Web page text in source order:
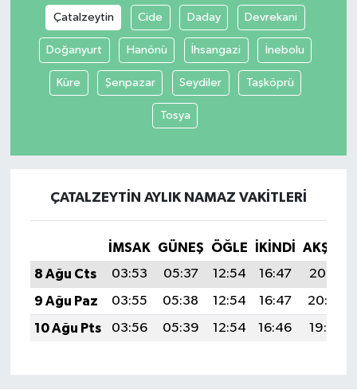
Çatalzeytin Cide Daday Devrekani
Doğanyurt Hanönü İhsangazi İnebolu
Küre Şenpazar Seydiler Taşköprü
Tosya
ÇATALZEYTIN AYLIK NAMAZ VAKITLERI
İMSAK GÜNEŞ ÖĞLE İKINDI
AKŞAM
8 Ağu Cts
03:53 05:37 12:54 16:47
20:01
9 Ağu Paz
03:55 05:38 12:54 16:47
20:00
10 Ağu Pts
03:56 05:39 12:54 16:46 19:59